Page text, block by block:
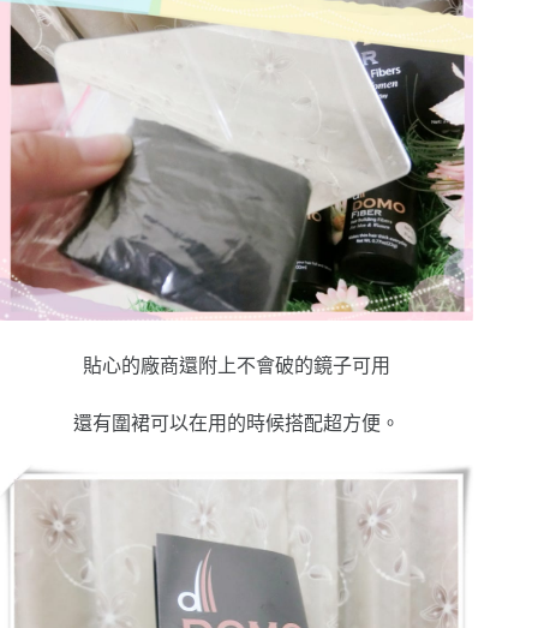
貼心的廠商還附上不會破的鏡子可用
還有圍裙可以在用的時候搭配超方便。